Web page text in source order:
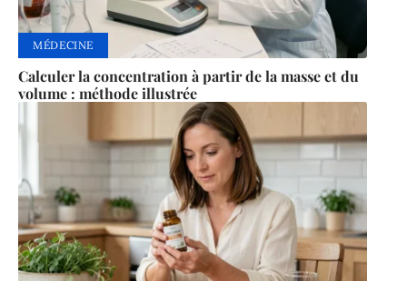
MÉDECINE
Calculer la concentration à partir de la masse et du
volume : méthode illustrée